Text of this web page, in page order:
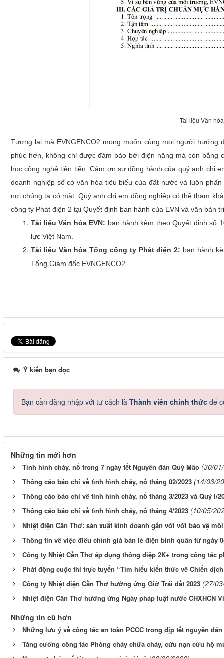
Tài liệu Văn
Tương lai mà EVNGENCO2 mong muốn cùng mọi người
phúc hơn, không chỉ được đảm bảo bởi điện năng mà còn
học công nghệ tiên tiến. Cảm ơn sự đồng hành của quý anh chị
doanh nghiệp số có văn hóa tiêu biểu của đất nước và luôn
nơi chúng ta có mặt. Quý anh chị em đồng nghiệp có thể tham
công ty Phát điện 2 tại Quyết định ban hành của EVN và văn bản
Tài liệu Văn hóa EVN: ban hành kèm theo Quyết định số
lực Việt Nam.
Tài liệu Văn hóa Tổng công ty Phát điện 2: ban hành
Tổng Giám đốc EVNGENCO2.
Ý kiến bạn đọc
Bạn cần đăng nhập với tư cách là Thành viên chính thức để
Những tin mới hơn
Tình hình cháy, nổ trong 7 ngày tết Nguyên đán Quý Mão (30/
Thông cáo báo chí về tình hình cháy, nổ tháng 02/2023 (14/03/
Thông cáo báo chí về tình hình cháy, nổ tháng 3/2023 và Quý I/
Thông cáo báo chí về tình hình cháy, nổ tháng 4/2023 (10/05/
Nhiệt điện Cần Thơ: sản xuất kinh doanh gắn với với bảo vệ
Thông tin về việc điều chỉnh giá bán lẻ điện bình quân từ ngày
Công ty Nhiệt Cần Thơ áp dụng thông điệp 2K+ trong công tác
Phát động cuộc thi trực tuyến “Tìm hiểu kiến thức về Chiến
Công ty Nhiệt điện Cần Thơ hưởng ứng Giờ Trái đất 2023 (27/
Nhiệt điện Cần Thơ hưởng ứng Ngày pháp luật nước CHXHCN
Những tin cũ hơn
Những lưu ý về công tác an toàn PCCC trong dịp tết nguyên
Tăng cường công tác Phòng cháy chữa cháy, cứu nạn cứu hộ